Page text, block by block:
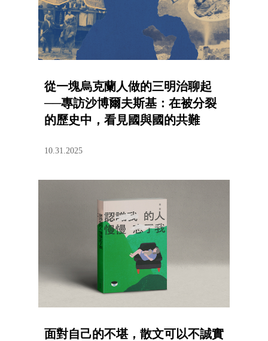
從一塊烏克蘭人做的三明治聊起
──專訪沙博爾夫斯基：在被分裂
的歷史中，看見國與國的共難
10.31.2025
面對自己的不堪，散文可以不誠實